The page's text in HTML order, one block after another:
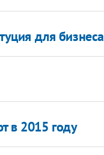
для бизнеса
в 2015 году